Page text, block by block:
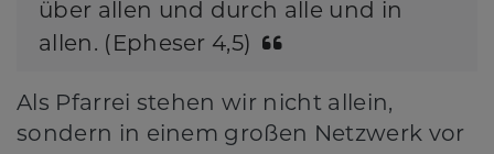
über allen und durch alle und in
allen. (Epheser 4,5)
Als Pfarrei stehen wir nicht allein,
sondern in einem großen Netzwerk vor